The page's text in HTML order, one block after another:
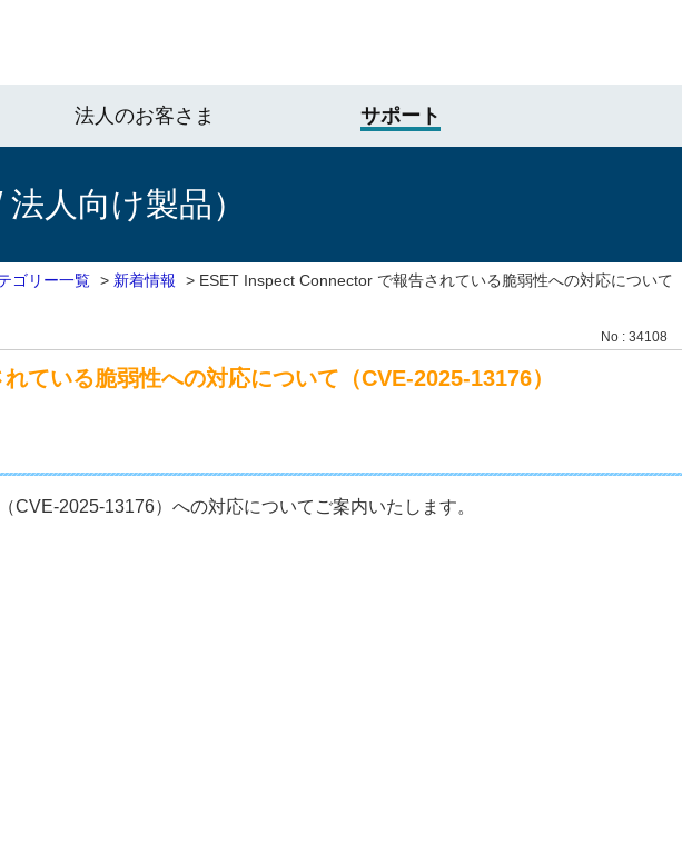
法人のお客さま サポート
人向け製品）
ゴリー一覧 > 新着情報 > ESET Inspect Connector で報告されている脆弱性への対応について
No : 34108
ている脆弱性への対応について（CVE-2025-13176）
CVE-2025-13176）への対応についてご案内いたします。